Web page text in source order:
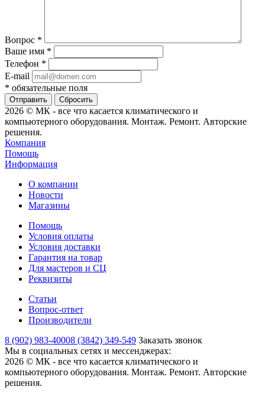
Вопрос *
Ваше имя *
Телефон *
E-mail
* обязательные поля
Сбросить
2026 © МК - все что касается климатического и
компьютерного оборудования. Монтаж. Ремонт. Авторские
решения.
Компания
Помощь
Информация
О компании
Новости
Магазины
Помощь
Условия оплаты
Условия доставки
Гарантия на товар
Для мастеров и СЦ
Реквизиты
Статьи
Вопрос-ответ
Производители
8 (902) 983-40008 (3842) 349-549 Заказать звонок
Мы в социальных сетях и мессенджерах:
2026 © МК - все что касается климатического и
компьютерного оборудования. Монтаж. Ремонт. Авторские
решения.